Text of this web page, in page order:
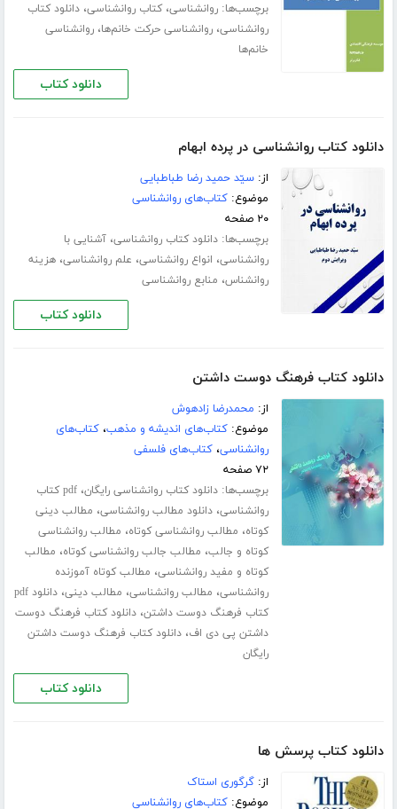
برچسب‌ها:روانشناسی،کتاب روانشناسی،دانلود کتاب
روانشناسی،روانشناسی حرکت خانم‌ها،روانشناسی
خانم‌ها
دانلود کتاب
دانلود کتاب روانشناسی در پرده ابهام
از:سیّد حمید رضا طباطبایی
موضوع:کتاب‌های روانشناسی
۲۰ صفحه
برچسب‌ها:دانلود کتاب روانشناسی،آشنایی با
روانشناسی، انواع روانشناسی، علم روانشناسی،هزینه
روانشناس، منابع روانشناسی
دانلود کتاب
دانلود کتاب فرهنگ دوست داشتن
از: محمدرضا زادهوش
موضوع:کتاب‌های اندیشه و مذهب،کتاب‌های
روانشناسی،کتاب‌های فلسفی
۷۲ صفحه
برچسب‌ها:دانلود کتاب روانشناسی رایگان،
pdf کتاب
روانشناسی،دانلود مطالب روانشناسی، مطالب دینی
کوتاه، مطالب روانشناسی کوتاه، مطالب روانشناسی
کوتاه و جالب، مطالب جالب روانشناسی کوتاه، مطالب
کوتاه و مفید روانشناسی، مطالب کوتاه آموزنده
روانشناسی، مطالب روانشناسی، مطالب دینی،
دانلود pdf
کتاب فرهنگ دوست داشتن،دانلود کتاب فرهنگ دوست
داشتن پی دی اف،دانلود کتاب فرهنگ دوست داشتن
رایگان
دانلود کتاب
دانلود کتاب پرسش ها
از:گرگوری استاک
موضوع:کتاب‌های روانشناسی